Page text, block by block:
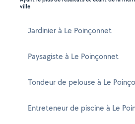
ville
Jardinier à Le Poinçonnet
Paysagiste à Le Poinçonnet
Tondeur de pelouse à Le
Entreteneur de piscine à Le